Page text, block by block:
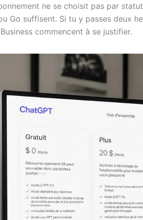
ne se choisit pas par statut
Go suffisent. Si tu y passes deux
commencent à se justifier.